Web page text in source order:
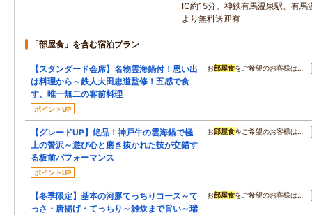
IC約15分。神鉄有馬温泉駅、有馬
より無料送迎有
「部屋食」を含む宿泊プラン
【スタンダード会席】名物雲海鍋付！思い出
は料理から～鉄人大田忠道監修！五感で食
す、唯一無二の客前料理
ポイントUP
お部屋食をご希望のお客様は…
【グレードUP】絶品！神戸牛の雲海鍋で極
上の贅沢～遊び心と磨き抜かれた技が交錯す
る板前パフォーマンス
ポイントUP
お部屋食をご希望のお客様は…
【冬季限定】基本の河豚てっちりコース～て
っさ・唐揚げ・てっちり～雑炊まで旨い～瑞
お部屋食をご希望のお客様は…